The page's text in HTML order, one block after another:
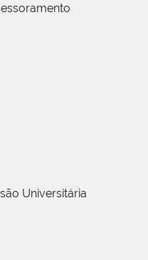
Universitária